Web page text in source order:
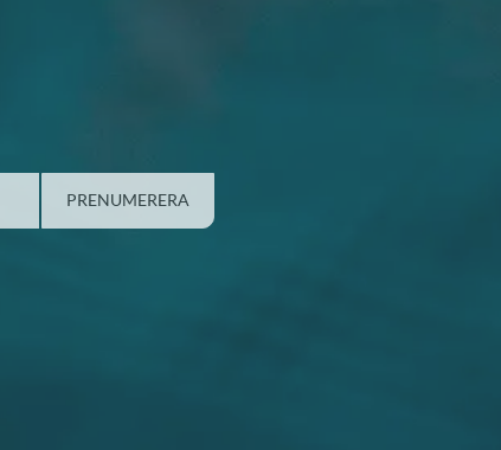
PRENUMERERA